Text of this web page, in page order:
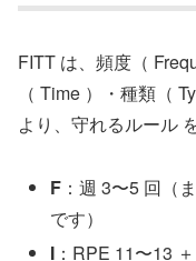
FITT は、頻度（
（ Time ）・種類（
より、守れるルール
F ：週 3〜5 回（
です）
I ：RPE 11〜13